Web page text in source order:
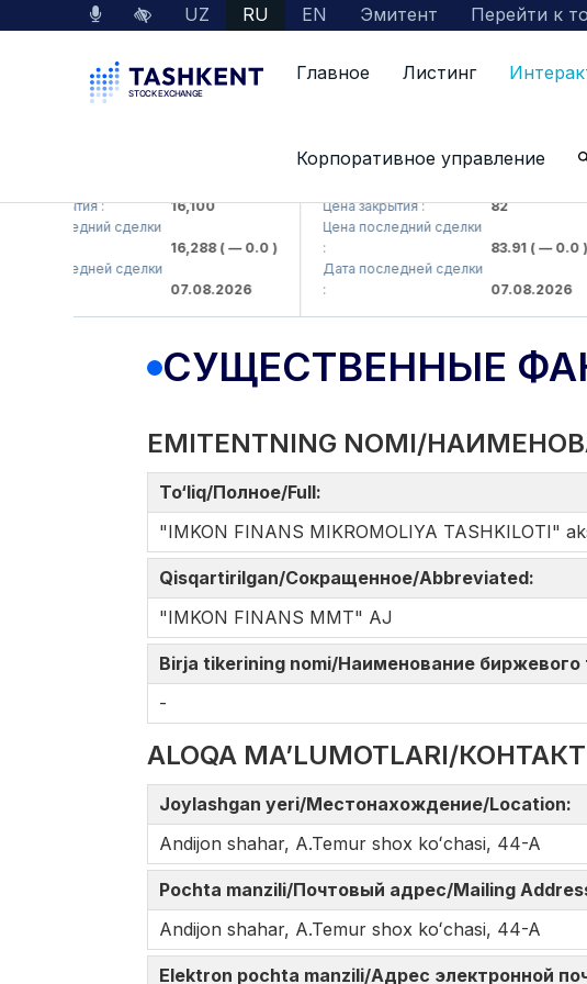
UZ RU EN Эмитент Перейти к
Главное Листинг
Корпоративное управление
закрытия :
16,100
последний сделки
16,288( — 0.0 )
последней сделки
07.08.2026
Цена закрытия :
82
Цена последний сделки
83.91( — 0.0 )
Дата последней сделки
07.08.2026
СУЩЕСТВЕННЫЕ
EMITENTNING NOMI/
To‘liq/Полное/Full:
"IMKON FINANS MIKROMOLIYA TASHKILOTI"
Qisqartirilgan/Сокращенное/Abbreviated:
"IMKON FINANS MMT" AJ
Birja tikerining nomi/Наименование
-
ALOQA MA’LUMOTLARI/
Joylashgan yeri/Местонахождение/Location:
Andijon shahar, A.Temur shox koʻchasi, 44-A
Pochta manzili/Почтовый адрес/Mailing
Andijon shahar, A.Temur shox koʻchasi, 44-A
Elektron pochta manzili/Адрес электронной